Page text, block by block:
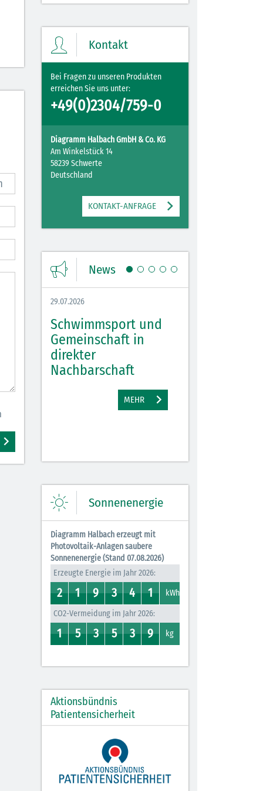
Kontakt
Bei Fragen zu unseren Produkten
erreichen Sie uns unter:
+49(0)2304/759-0
Diagramm Halbach GmbH & Co. KG
Am Winkelstück 14
58239 Schwerte
Deutschland
KONTAKT-ANFRAGE
News
MEHR
29.07.2026
Schwimmsport und
Gemeinschaft in
direkter
Nachbarschaft
MEHR
Sonnenenergie
Diagramm Halbach erzeugt mit
Photovoltaik-Anlagen saubere
Sonnenenergie (Stand 07.08.2026)
Erzeugte Energie im Jahr 2026:
1
2
2 0
1
1 8
9
9 7
3
3 0
4
4 0
1
1 kWh
CO2-Vermeidung im Jahr 2026:
0
1
1 4
5
5 2
3
3 0
5
5 0
3
3 0
9
9 kg
Aktionsbündnis
Patientensicherheit